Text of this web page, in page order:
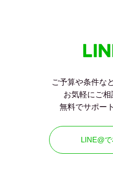
ご予算や条件な
お気軽にご相
無料でサポー
LINE@